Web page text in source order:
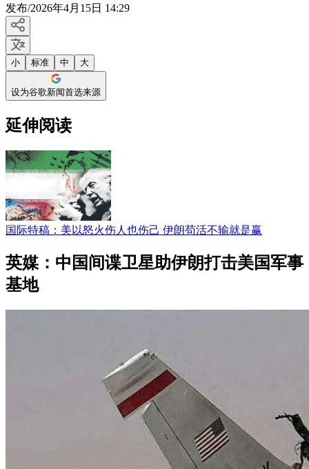
发布/2026年4月15日 14:29
小 标准 中 大
设为谷歌新闻首选来源
延伸阅读
国际特稿：美以怒火伤人也伤己 伊朗苟活不输就是赢
英媒：中国间谍卫星助伊朗打击美国军事
基地